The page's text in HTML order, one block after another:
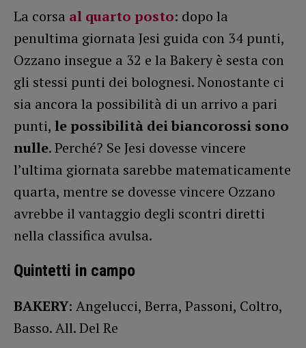
La corsa al quarto posto: dopo la
penultima giornata Jesi guida con 34 punti,
Ozzano insegue a 32 e la Bakery è sesta con
gli stessi punti dei bolognesi. Nonostante ci
sia ancora la possibilità di un arrivo a pari
punti, le possibilità dei biancorossi sono
nulle. Perché? Se Jesi dovesse vincere
l’ultima giornata sarebbe matematicamente
quarta, mentre se dovesse vincere Ozzano
avrebbe il vantaggio degli scontri diretti
nella classifica avulsa.
Quintetti in campo
BAKERY: Angelucci, Berra, Passoni, Coltro,
Basso. All. Del Re